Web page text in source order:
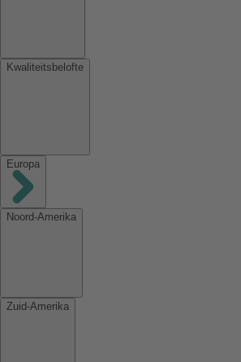
Kwaliteitsbelofte
Europa
Noord-Amerika
Zuid-Amerika